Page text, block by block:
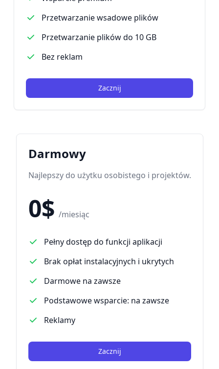
Przetwarzanie wsadowe plików
Przetwarzanie plików do 10 GB
Bez reklam
Zacznij
Darmowy
Najlepszy do użytku osobistego i projektów.
0$ /miesiąc
Pełny dostęp do funkcji aplikacji
Brak opłat instalacyjnych i ukrytych
Darmowe na zawsze
Podstawowe wsparcie: na zawsze
Reklamy
Zacznij